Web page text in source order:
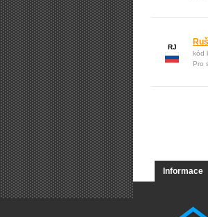
RJ
kód
Pro
Informace